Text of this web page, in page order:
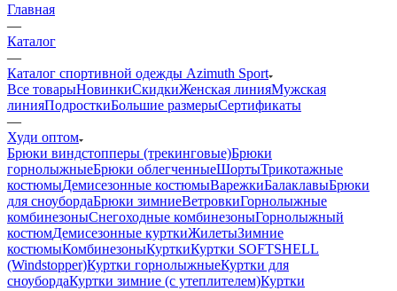
Главная
—
Каталог
—
Каталог спортивной одежды Azimuth Sport
Все товарыНовинкиСкидкиЖенская линияМужская
линияПодросткиБольшие размерыСертификаты
—
Худи оптом
Брюки виндстопперы (трекинговые)Брюки
горнолыжныеБрюки облегченныеШортыТрикотажные
костюмыДемисезонные костюмыВарежкиБалаклавыБрюки
для сноубордаБрюки зимниеВетровкиГорнолыжные
комбинезоныСнегоходные комбинезоныГорнолыжный
костюмДемисезонные курткиЖилетыЗимние
костюмыКомбинезоныКурткиКуртки SOFTSHELL
(Windstopper)Куртки горнолыжныеКуртки для
сноубордаКуртки зимние (с утеплителем)Куртки